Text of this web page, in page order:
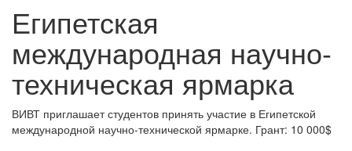
Египетская
международная научно-
техническая ярмарка
ВИВТ приглашает студентов принять участие в Египетской
международной научно-технической ярмарке. Грант: 10 000$